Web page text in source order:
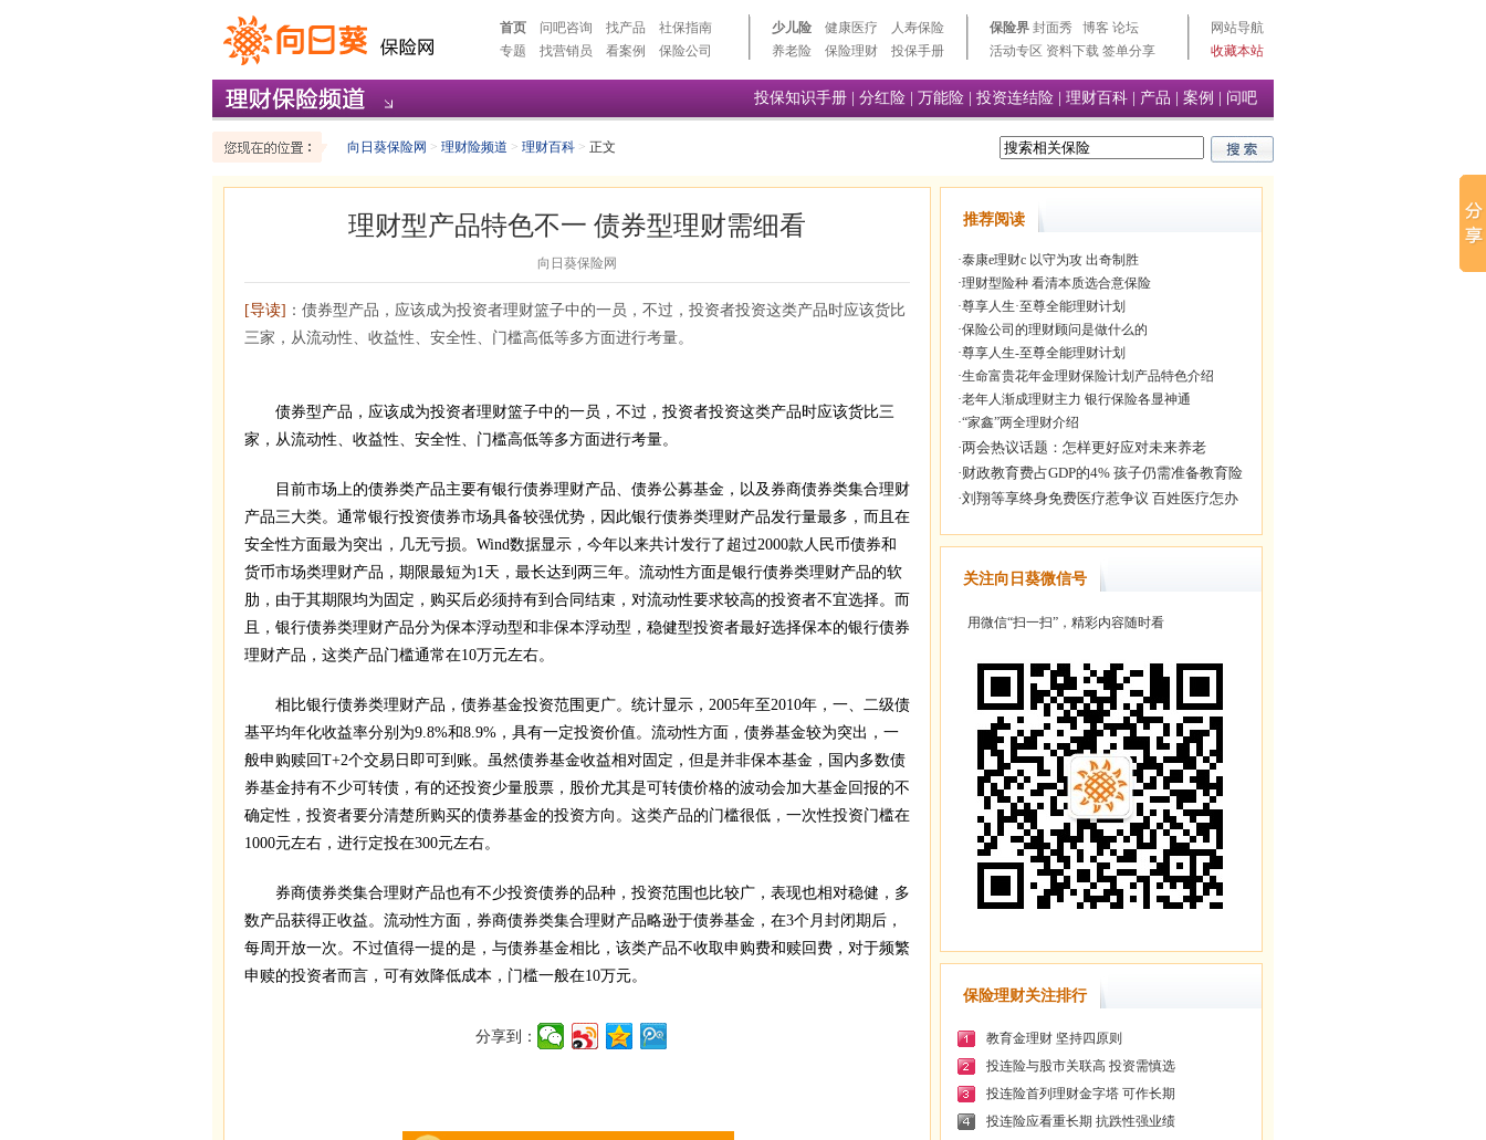
首页 问吧咨询 找产品
社保指南
专题
找营销员 看案例 保险公司
少儿险 健康医疗
人寿保险
养老险
保险理财 投保手册
保险界 封面秀 博客 论坛
活动专区 资料下载 签单分享
网站导航
收藏本站
投保知识手册 分红险 万能险 投资连结险 理财百科 产品 案例 问吧
向日葵保险网 > 理财险频道 > 理财百科 > 正文
理财型产品特色不一 债券型理财需细看
向日葵保险网
[导读] ：债券型产品，应该成为投资者理财篮子中的一员，不过，投资者投资这类产品时应该货比
三家，从流动性、收益性、安全性、门槛高低等多方面进行考量。
债券型产品，应该成为投资者理财篮子中的一员，不过，投资者投资这类产品时应该货比三
家，从流动性、收益性、安全性、门槛高低等多方面进行考量。
目前市场上的债券类产品主要有银行债券理财产品、债券公募基金，以及券商债券类集合理财
产品三大类。通常银行投资债券市场具备较强优势，因此银行债券类理财产品发行量最多，而且在
安全性方面最为突出，几无亏损。Wind数据显示，今年以来共计发行了超过2000款人民币债券和
货币市场类理财产品，期限最短为1天，最长达到两三年。流动性方面是银行债券类理财产品的软
肋，由于其期限均为固定，购买后必须持有到合同结束，对流动性要求较高的投资者不宜选择。而
且，银行债券类理财产品分为保本浮动型和非保本浮动型，稳健型投资者最好选择保本的银行债券
理财产品，这类产品门槛通常在10万元左右。
相比银行债券类理财产品，债券基金投资范围更广。统计显示，2005年至2010年，一、二级债
基平均年化收益率分别为9.8%和8.9%，具有一定投资价值。流动性方面，债券基金较为突出，一
般申购赎回T+2个交易日即可到账。虽然债券基金收益相对固定，但是并非保本基金，国内多数债
券基金持有不少可转债，有的还投资少量股票，股价尤其是可转债价格的波动会加大基金回报的不
确定性，投资者要分清楚所购买的债券基金的投资方向。这类产品的门槛很低，一次性投资门槛在
1000元左右，进行定投在300元左右。
券商债券类集合理财产品也有不少投资债券的品种，投资范围也比较广，表现也相对稳健，多
数产品获得正收益。流动性方面，券商债券类集合理财产品略逊于债券基金，在3个月封闭期后，
每周开放一次。不过值得一提的是，与债券基金相比，该类产品不收取申购费和赎回费，对于频繁
申赎的投资者而言，可有效降低成本，门槛一般在10万元。
分享到：
推荐阅读
·泰康e理财c 以守为攻 出奇制胜
·理财型险种 看清本质选合意保险
·尊享人生·至尊全能理财计划
·保险公司的理财顾问是做什么的
·尊享人生-至尊全能理财计划
·生命富贵花年金理财保险计划产品特色介绍
·老年人渐成理财主力 银行保险各显神通
·“家鑫”两全理财介绍
关注向日葵微信号
用微信“扫一扫”，精彩内容随时看
保险理财关注排行
教育金理财 坚持四原则
投连险与股市关联高 投资需慎选
投连险首列理财金字塔 可作长期
投连险应看重长期 抗跌性强业绩